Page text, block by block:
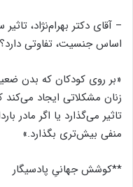
– آقای دکتر بهرام‌نژاد،
اساس جنسیت، تفاوتی دارد؟
«بر روی کودکان که بدن
زنان مشکلاتی ایجاد می‌کند
تاثیر می‌گذارد یا اگر مادر
منفی بیش‌تری بگذارد.»
**کوشش جهانیِ پادسیگار